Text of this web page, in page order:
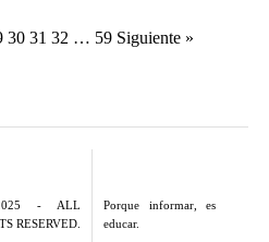
30 31 32 … 59 Siguiente »
- ALL
RESERVED.
Porque informar, es
educar.